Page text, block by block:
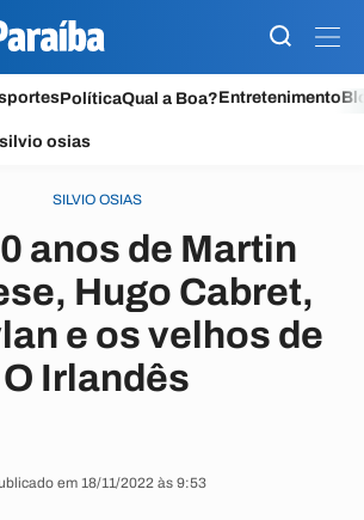
PolíticaQual a Boa?Entretenimento
silvio osias
SILVIO OSIAS
anos de Martin
Hugo Cabret,
e os velhos de
O Irlandês
em 18/11/2022 às 9:53